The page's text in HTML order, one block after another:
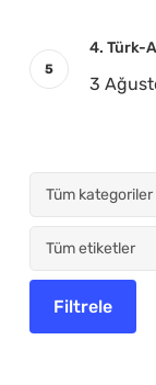
4. Türk-
3